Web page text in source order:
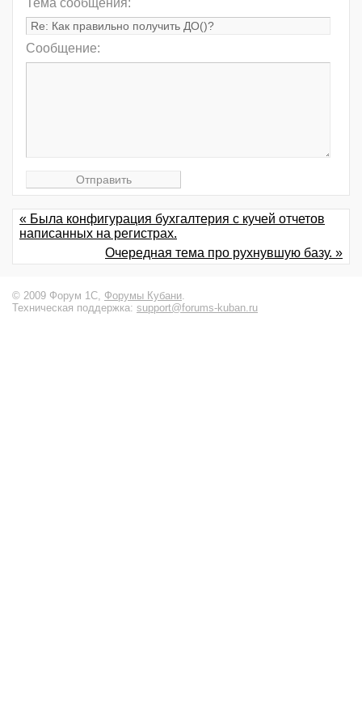
Сообщение:
« Была конфигурация бухгалтерия с кучей отчетов
написанных на регистрах.
Очередная тема про рухнувшую базу. »
© 2009 Форум 1С, Форумы Кубани
Техническая поддержка: support@forums-kuban.ru